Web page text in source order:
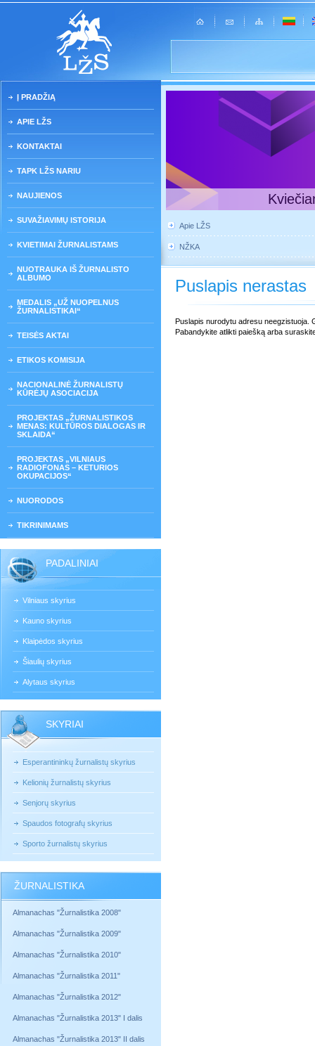
Į PRADŽIĄ
APIE LŽS
KONTAKTAI
TAPK LŽS NARIU
NAUJIENOS
SUVAŽIAVIMŲ ISTORIJA
KVIETIMAI ŽURNALISTAMS
NUOTRAUKA IŠ ŽURNALISTO
ALBUMO
MEDALIS „UŽ NUOPELNUS
ŽURNALISTIKAI“
TEISĖS AKTAI
ETIKOS KOMISIJA
NACIONALINĖ ŽURNALISTŲ
KŪRĖJŲ ASOCIACIJA
PROJEKTAS „ŽURNALISTIKOS
MENAS: KULTŪROS DIALOGAS IR
SKLAIDA“
PROJEKTAS „VILNIAUS
RADIOFONAS – KETURIOS
OKUPACIJOS“
NUORODOS
TIKRINIMAMS
PADALINIAI
Vilniaus skyrius
Kauno skyrius
Klaipėdos skyrius
Šiaulių skyrius
Alytaus skyrius
SKYRIAI
Esperantininkų žurnalistų skyrius
Kelionių žurnalistų skyrius
Senjorų skyrius
Spaudos fotografų skyrius
Sporto žurnalistų skyrius
ŽURNALISTIKA
Almanachas "Žurnalistika 2008"
Almanachas "Žurnalistika 2009"
Almanachas "Žurnalistika 2010"
Almanachas "Žurnalistika 2011"
Almanachas "Žurnalistika 2012"
Almanachas "Žurnalistika 2013" I dalis
Almanachas "Žurnalistika 2013" II dalis
Apie LŽS
NŽKA
Puslapis nerastas
Puslapis nurodytu adresu neegzistuoja.
Pabandykite atlikti paiešką arba